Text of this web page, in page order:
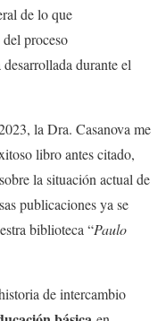
de lo que
proceso
durante el
la Dra. Casanova me
libro antes citado,
la situación actual de
publicaciones ya se
biblioteca “Paulo
de intercambio